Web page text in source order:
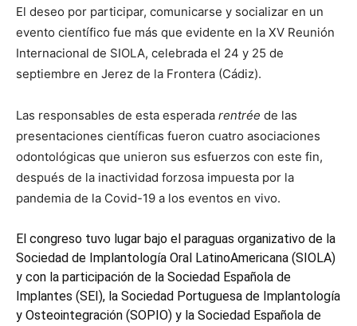
El deseo por participar, comunicarse y socializar en un
evento científico fue más que evidente en la XV Reunión
Internacional de SIOLA, celebrada el 24 y 25 de
septiembre en Jerez de la Frontera (Cádiz).
Las responsables de esta esperada rentrée de las
presentaciones científicas fueron cuatro asociaciones
odontológicas que unieron sus esfuerzos con este fin,
después de la inactividad forzosa impuesta por la
pandemia de la Covid-19 a los eventos en vivo.
El congreso tuvo lugar bajo el paraguas organizativo de la
Sociedad de Implantología Oral LatinoAmericana (SIOLA)
y con la participación de la Sociedad Española de
Implantes (SEI), la Sociedad Portuguesa de Implantología
y Osteointegración (SOPIO) y la Sociedad Española de